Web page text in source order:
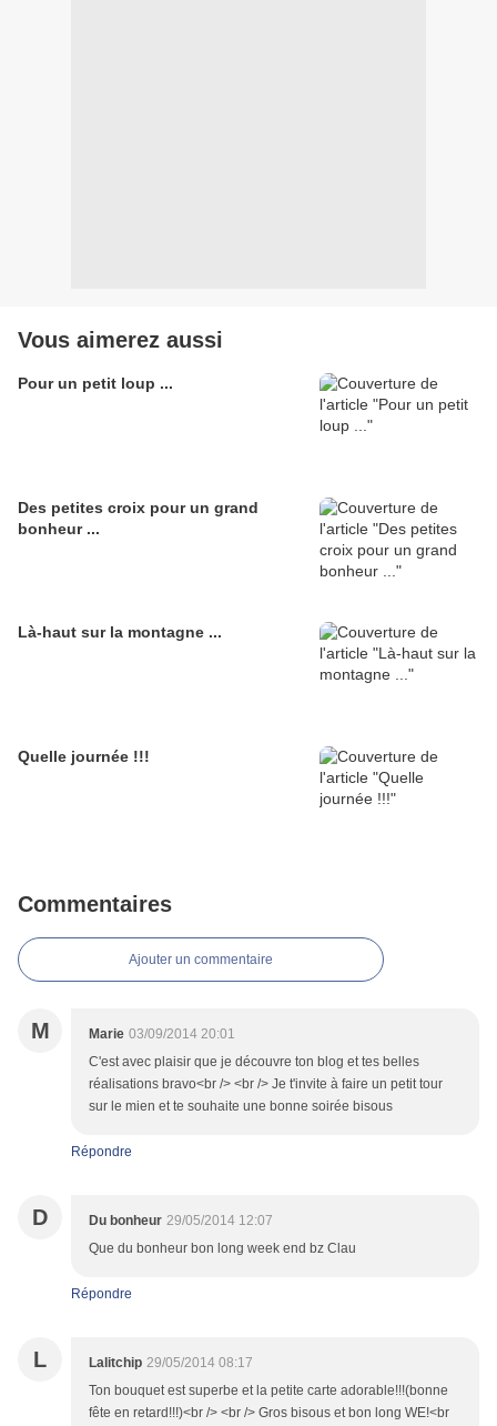
Vous aimerez aussi
Pour un petit loup ...
Des petites croix pour un grand
bonheur ...
Là-haut sur la montagne ...
Quelle journée !!!
Commentaires
Ajouter un commentaire
M Marie 03/09/2014 20:01
C'est avec plaisir que je découvre ton blog et tes belles
réalisations bravo<br /> <br /> Je t'invite à faire un petit tour
sur le mien et te souhaite une bonne soirée bisous
Répondre
D Du bonheur 29/05/2014 12:07
Que du bonheur bon long week end bz Clau
Répondre
L Lalitchip 29/05/2014 08:17
Ton bouquet est superbe et la petite carte adorable!!!(bonne
fête en retard!!!)<br /> <br /> Gros bisous et bon long WE!<br